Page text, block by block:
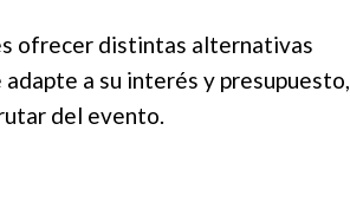
ofrecer distintas alternativas
a su interés y presupuesto,
del evento.